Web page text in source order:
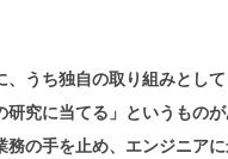
、うち独自の取り組みとし
研究に当てる」というものが
務の手を止め、エンジニア